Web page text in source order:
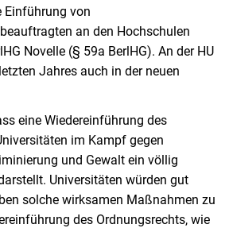
Einführung von
an den Hochschulen
Novelle (§ 59a BerlHG). An der HU
Jahres auch in der neuen
eine Wiedereinführung des
im Kampf gegen
und Gewalt ein völlig
Universitäten würden gut
solche wirksamen Maßnahmen zu
des Ordnungsrechts, wie